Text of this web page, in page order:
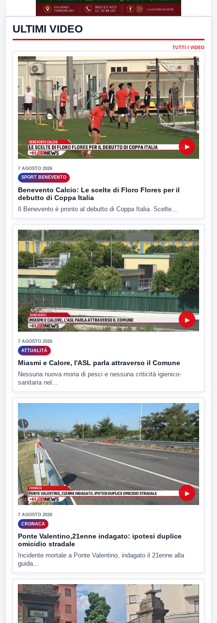
ULTIMI VIDEO
TUTTI I VIDEO
▶
7 AGOSTO 2026
SPORT BENEVENTO
Benevento Calcio: Le scelte di Floro Flores per il
debutto di Coppa Italia
Il Benevento è pronto al debutto di Coppa Italia. Scelte...
▶
7 AGOSTO 2026
ATTUALITÀ
Miasmi e Calore, l'ASL parla attraverso il Comune
Nessuna nuova moria di pesci e nessuna criticità igienico-
sanitaria nel...
▶
7 AGOSTO 2026
CRONACA
Ponte Valentino,21enne indagato: ipotesi duplice
omicidio stradale
Incidente mortale a Ponte Valentino, indagato il 21enne alla
guida...